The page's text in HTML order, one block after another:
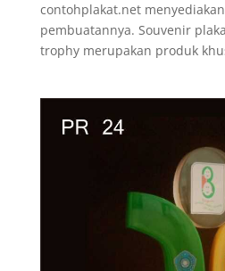
contohplakat.net
pembuatannya. Souvenir
trophy merupakan produk